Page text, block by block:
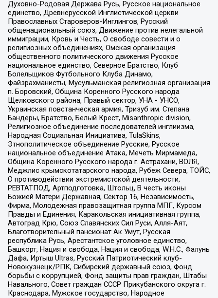
Духовно-Родовая Держава Русь, Русское национальное
единство, Древнерусской Инглистической церкви
Православных Староверов-Инглингов, Русский
общенациональный союз, Движение против нелегальной
иммиграции, Кровь и Честь, О свободе совести и о
религиозных объединениях, Омская организация
общественного политического движения Русское
национальное единство, Северное Братство, Клуб
Болельщиков Футбольного Клуба Динамо,
Файзрахманисты, Мусульманская религиозная организация
п. Боровский, Община Коренного Русского народа
Щелковского района, Правый сектор, УНА - УНСО,
Украинская повстанческая армия, Тризуб им. Степана
Бандеры, Братство, Белый Крест, Misanthropic division,
Религиозное объединение последователей инглиизма,
Народная Социальная Инициатива, TulaSkins,
Этнополитическое объединение Русские, Русское
национальное объединение Атака, Мечеть Мирмамеда,
Община Коренного Русского народа г. Астрахани, ВОЛЯ,
Меджлис крымскотатарского народа, Рубеж Севера, ТОЙС,
О противодействии экстремистской деятельности,
РЕВТАТПОД, Артподготовка, Штольц, В честь иконы
Божией Матери Державная, Сектор 16, Независимость,
Фирма, Молодежная правозащитная группа МПГ, Курсом
Правды и Единения, Каракольская инициативная группа,
Автоград Крю, Союз Славянских Сил Руси, Алля-Аят,
Благотворительный пансионат Ак Умут, Русская
республика Русь, Арестантское уголовное единство,
Башкорт, Нация и свобода, Нация и свобода, W.H.С., Фалунь
Дафа, Иртыш Ultras, Русский Патриотический клуб-
Новокузнецк/РПК, Сибирский державный союз, Фонд
борьбы с коррупцией, Фонд защиты прав граждан, Штабы
Навального, Совет граждан СССР Прикубанского округа г.
Краснодара, Мужское государство, Народное